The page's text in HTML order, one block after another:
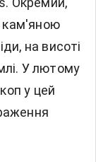
кам'яною
на висоті
У лютому
у цей